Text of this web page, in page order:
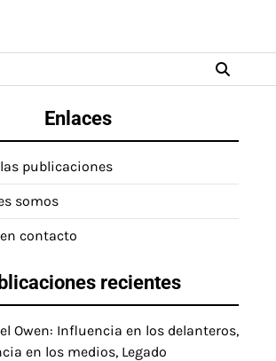
Enlaces
publicaciones
somos
contacto
recientes
Owen: Influencia en los delanteros,
en los medios, Legado